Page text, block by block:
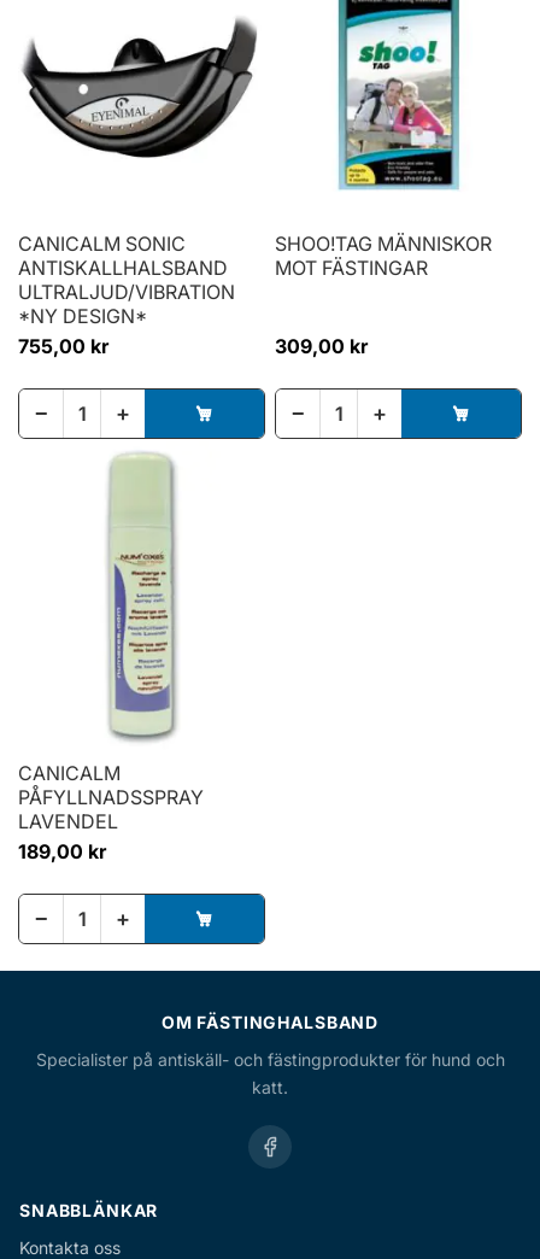
CANICALM SONIC
ANTISKALLHALSBAND
ULTRALJUD/VIBRATION
*NY DESIGN*
755,00 kr
− +
SHOO!TAG MÄNNISKOR
MOT FÄSTINGAR
309,00 kr
− +
CANICALM
PÅFYLLNADSSPRAY
LAVENDEL
189,00 kr
− +
OM FÄSTINGHALSBAND
Specialister på antiskäll- och fästingprodukter för hund och
katt.
SNABBLÄNKAR
Kontakta oss